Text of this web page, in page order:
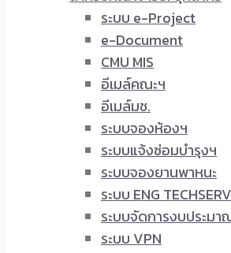
ระบบ e-Project
e-Document
CMU MIS
อีเมล์คณะฯ
อีเมล์มช.
ระบบจองห้องฯ
ระบบแจ้งซ่อมบำรุงฯ
ระบบจองยานพาหนะ
ระบบ ENG TECHSERV
ระบบจัดการงบประมา
ระบบ VPN